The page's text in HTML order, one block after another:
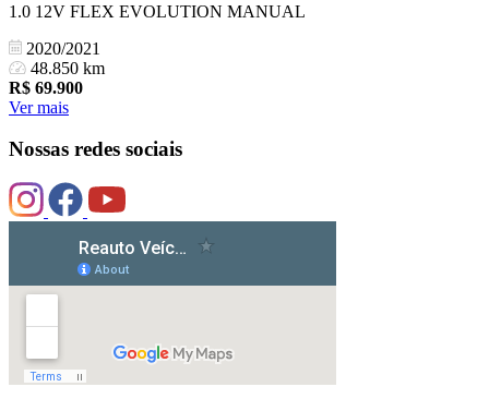
1.0 12V FLEX EVOLUTION MANUAL
2020/2021
48.850 km
R$ 69.900
Ver mais
Nossas redes sociais